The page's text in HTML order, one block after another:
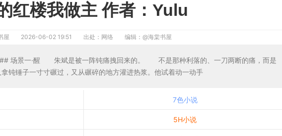
红楼我做主 作者：Yulu
屋 2026-06-02 19:51 出处：网络 编辑： @海棠书屋
景一·醒 朱斌是被一阵钝痛拽回来的。 不是那种利落的、一刀两断的痛，而是
钝锤子一寸寸碾过，又从碾碎的地方灌进热浆。他试着动一动手
7色小说
5H小说